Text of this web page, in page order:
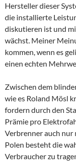
Hersteller dieser
die installierte
diskutieren ist und
wächst. Meiner
kommen, wenn es
einen echten
Zwischen dem
wie es Roland Mösl
fordern durch den
Prämie pro
Verbrenner auch nur
Polen besteht die
Verbraucher zu